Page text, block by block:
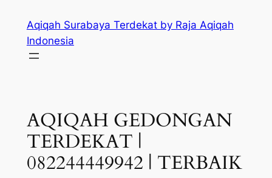
content
Aqiqah Surabaya Terdekat by Raja Aqiqah
Indonesia
AQIQAH GEDONGAN
TERDEKAT |
082244449942 | TERBAIK